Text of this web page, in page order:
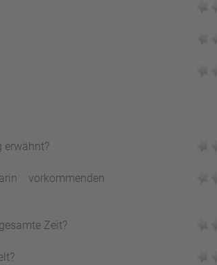
erwähnt?
vorkommenden
Zeit?